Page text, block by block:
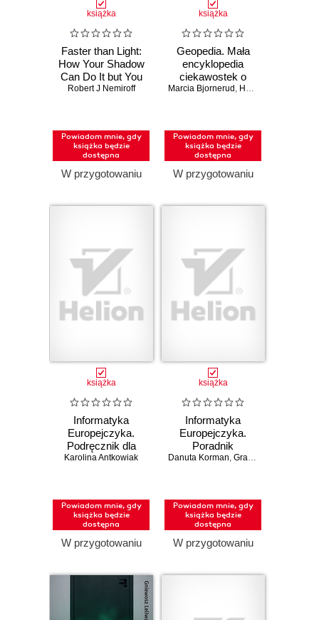
książka
Faster than Light:
How Your Shadow
Can Do It but You
Can't
Robert J Nemiroff
Powiadom mnie, gdy
książka będzie
dostępna
W przygotowaniu
książka
Geopedia. Mała
encyklopedia
ciekawostek o
Ziemi
Marcia Bjornerud , Haley Hagerman
Powiadom mnie, gdy
książka będzie
dostępna
W przygotowaniu
książka
Informatyka
Europejczyka.
Podręcznik dla
szkół
rozszerzony.
Część 2 (wydanie
z numerem
Karolina Antkowiak
Powiadom mnie, gdy
książka będzie
dostępna
W przygotowaniu
książka
Informatyka
Europejczyka.
Poradnik
metodyczny dla
szkołach
ponadpodstawowych.
Zakres
rozszerzony
Danuta Korman, Grażyna Szabłowicz-Zawadzka
Powiadom mnie, gdy
książka będzie
dostępna
W przygotowaniu